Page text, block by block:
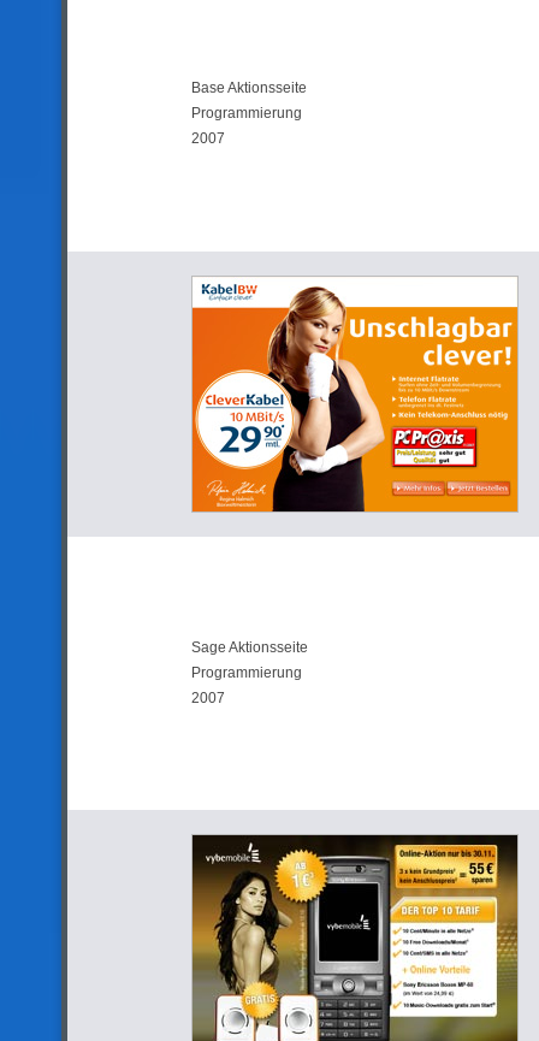
Sage Aktionsseite
Programmierung
2007
Base Aktionsseite
Programmierung
2007